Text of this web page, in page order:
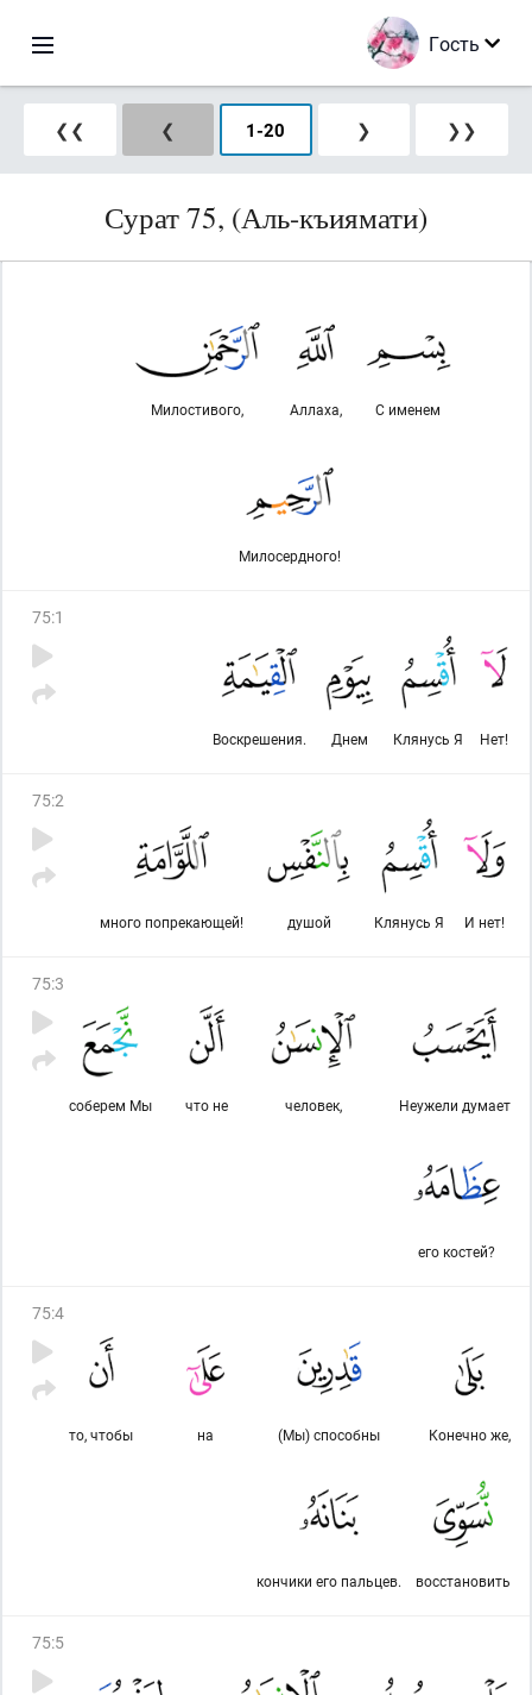
Гость
❮❮ ❮ 1-20 ❯ ❯❯
Сурат 75, (Аль-къиямати)
С именем
Аллаха,
Милостивого,
Милосердного!
75:1
Нет!
Клянусь Я
Днем
Воскрешения.
75:2
И нет!
Клянусь Я
душой
много попрекающей!
75:3
Неужели думает
человек,
что не
соберем Мы
его костей?
75:4
Конечно же,
(Мы) способны
на
то, чтобы
восстановить
кончики его пальцев.
75:5